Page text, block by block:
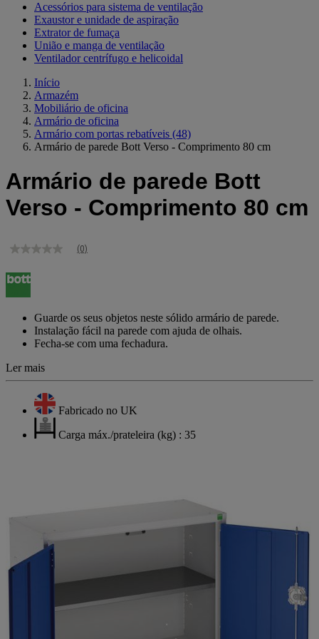
Acessórios para sistema de ventilação
Exaustor e unidade de aspiração
Extrator de fumaça
União e manga de ventilação
Ventilador centrífugo e helicoidal
Início
Armazém
Mobiliário de oficina
Armário de oficina
Armário com portas rebatíveis (48)
Armário de parede Bott Verso - Comprimento 80 cm
Armário de parede Bott
Verso - Comprimento 80 cm
Sem
de
classificação
Link
mesma
página.
(0)
Guarde os seus objetos neste sólido armário de parede.
Instalação fácil na parede com ajuda de olhais.
Fecha-se com uma fechadura.
Ler mais
Fabricado no UK
Carga máx./prateleira (kg) : 35